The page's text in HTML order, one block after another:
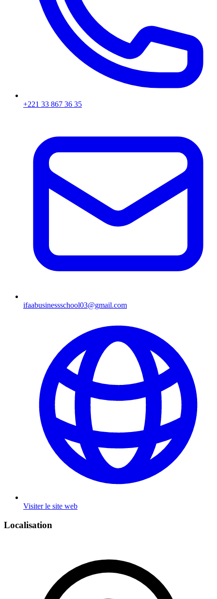
+221 33 867 36 35
ifaabusinessschool03@gmail.com
Visiter le site web
Localisation